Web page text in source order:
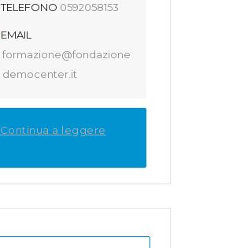
TELEFONO 0592058153
EMAIL
formazione@fondazione
democenter.it
Continua a leggere